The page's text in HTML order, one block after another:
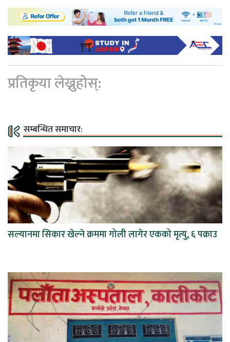
प्रतिकृया लेख्नुहोस्:
सम्बन्धित समाचार:
सल्यानमा सिकार खेल्ने क्रममा गोली लागेर एकको मृत्यु, ६ पक्राउ